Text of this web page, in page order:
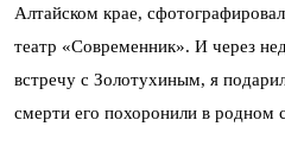
Алтайском крае,
театр «Современник». И через
встречу с Золотухиным, я
смерти его похоронили в родном